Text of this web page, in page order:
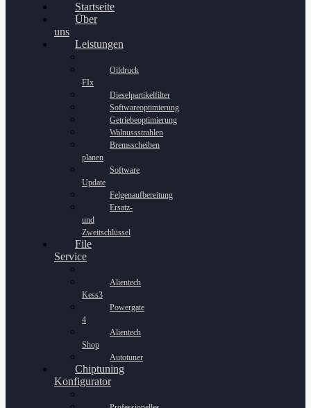
Startseite
Über
uns
Leistungen
Oildruck
FIx
Dieselpartikelfilter
Softwareoptimierung
Getriebeoptimierung
Walnussstrahlen
Bremsscheiben
planen
Software
Update
Felgenaufbereitung
Ersatz-
und
Zweitschlüssel
File
Service
Alientech
Kess3
Powergate
4
Alientech
Shop
Autotuner
Chiptuning
Konfigurator